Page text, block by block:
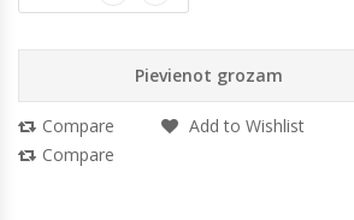
Pievienot grozam
Compare
Add to Wishlist
Compare